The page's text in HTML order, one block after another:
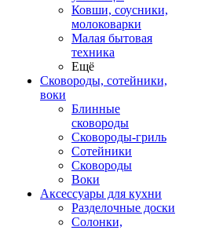
Ковши, соусники,
молоковарки
Малая бытовая
техника
Ещё
Сковороды, сотейники,
воки
Блинные
сковороды
Сковороды-гриль
Сотейники
Сковороды
Воки
Аксессуары для кухни
Разделочные доски
Солонки,